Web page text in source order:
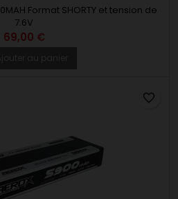
Format SHORTY et tension de
7.6V
69,00 €
favorite_border